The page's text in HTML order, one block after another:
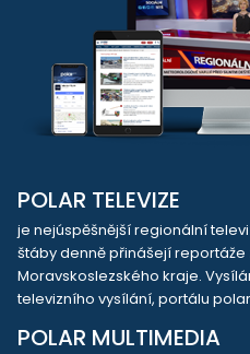
POLAR TELEVIZE
je nejúspěšnější regionální
štáby denně přinášejí reportáže
Moravskoslezského kraje.
televizního vysílání, portálu
POLAR MULTIMEDIA